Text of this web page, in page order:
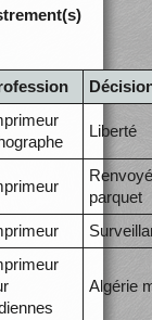
Liberté
parquet
Algérie